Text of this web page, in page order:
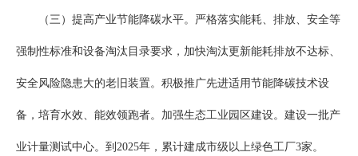
（三）提高产业节能降碳水平。严格落实能耗、排放、安全等
强制性标准和设备淘汰目录要求，加快淘汰更新能耗排放不达标、
安全风险隐患大的老旧装置。积极推广先进适用节能降碳技术设
备，培育水效、能效领跑者。加强生态工业园区建设。建设一批产
业计量测试中心。到2025年，累计建成市级以上绿色工厂3家。